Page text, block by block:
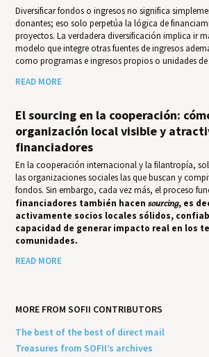
Diversificar fondos o ingresos no significa
donantes; eso solo perpetúa la lógica de
proyectos. La verdadera diversificación implica ir
modelo que integre otras fuentes de ingresos
como programas e ingresos propios o unidades
READ MORE
El sourcing en la cooperación:
organización local visible y
financiadores
En la cooperación internacional y la filantropía,
las organizaciones sociales las que buscan y
fondos. Sin embargo, cada vez más, el proceso
financiadores también hacensourcing, es
activamente socios locales sólidos,
capacidad de generar impacto real en los
comunidades.
READ MORE
MORE FROM SOFII CONTRIBUTORS
The best of the best of direct mail
Treasures from SOFII’s archives